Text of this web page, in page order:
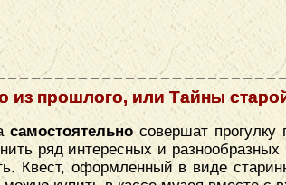
из прошлого, или Тайны
самостоятельно совершат
ряд интересных и
Квест, оформленный в виде